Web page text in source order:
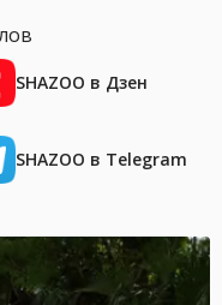
SHAZOO в Дзен
SHAZOO в Telegram